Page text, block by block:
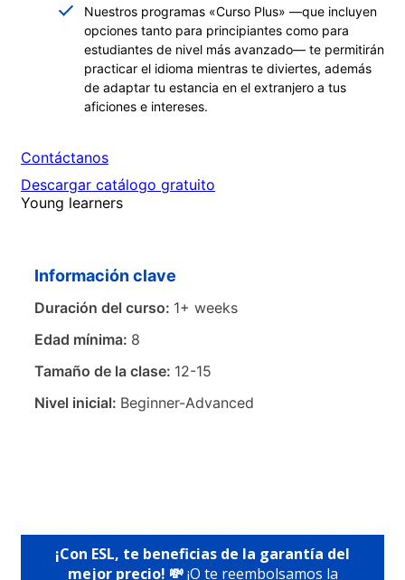
Información clave
Duración del curso: 1+ weeks
Edad mínima: 8
Tamaño de la clase: 12-15
Nivel inicial: Beginner-Advanced
Nuestros programas «Curso Plus» —que incluyen
opciones tanto para principiantes como para
estudiantes de nivel más avanzado— te permitirán
practicar el idioma mientras te diviertes, además
de adaptar tu estancia en el extranjero a tus
aficiones e intereses.
Contáctanos
Descargar catálogo gratuito
Young learners
¡Con ESL, te beneficias de la garantía del
mejor precio! 💸¡O te reembolsamos la